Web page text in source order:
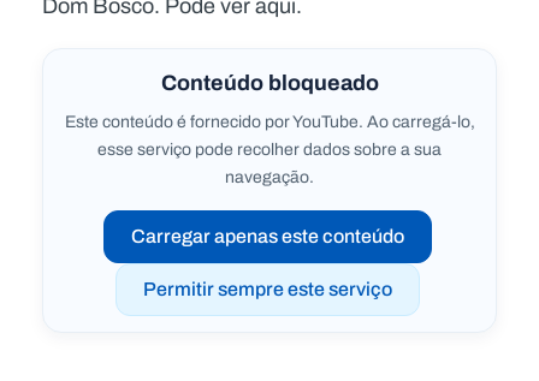
Conteúdo bloqueado
Este conteúdo é fornecido por YouTube. Ao carregá-lo,
esse serviço pode recolher dados sobre a sua
navegação.
Carregar apenas este conteúdo
Permitir sempre este serviço